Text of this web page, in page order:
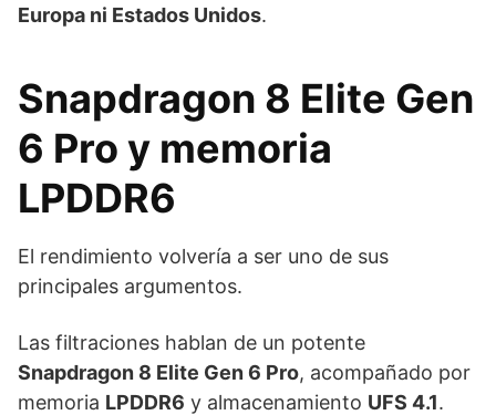
Europa ni Estados Unidos.
Snapdragon 8 Elite Gen
6 Pro y memoria
LPDDR6
El rendimiento volvería a ser uno de sus
principales argumentos.
Las filtraciones hablan de un potente
Snapdragon 8 Elite Gen 6 Pro, acompañado por
memoria LPDDR6 y almacenamiento UFS 4.1.